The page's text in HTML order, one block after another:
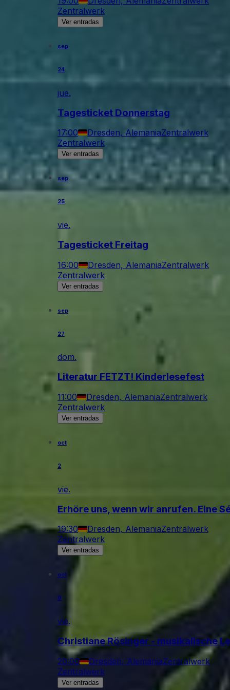
Zentralwerk
Ver entradas
sep
24
jue.
Tagesticket Donnerstag
17:00 Dresden, AlemaniaZentralwerk
Zentralwerk
Ver entradas
sep
25
vie.
Tagesticket Freitag
16:00 Dresden, AlemaniaZentralwerk
Zentralwerk
Ver entradas
sep
27
dom.
Literatur FETZT! Kinderlesefest
11:00 Dresden, AlemaniaZentralwerk
Zentralwerk
Ver entradas
oct
2
vie.
Erhöre uns, wenn wir anrufen. Eine
19:30 Dresden, AlemaniaZentralwerk
Zentralwerk
Ver entradas
oct
9
vie.
Christiane Rösinger - musikalische
20:00 Dresden, AlemaniaZentralwerk
Zentralwerk
Ver entradas